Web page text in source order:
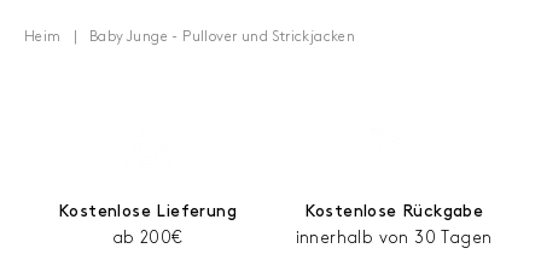
Heim Baby Junge - Pullover und Strickjacken
Kostenlose Lieferung
ab 200€
Kostenlose Rückgabe
innerhalb von 30 Tagen